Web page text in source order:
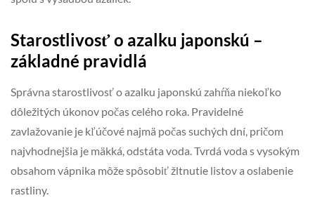
Starostlivosť o azalku japonskú –
základné pravidlá
Správna starostlivosť o azalku japonskú zahŕňa niekoľko
dôležitých úkonov počas celého roka. Pravidelné
zavlažovanie je kľúčové najmä počas suchých dní, pričom
najvhodnejšia je mäkká, odstáta voda. Tvrdá voda s vysokým
obsahom vápnika môže spôsobiť žltnutie listov a oslabenie
rastliny.